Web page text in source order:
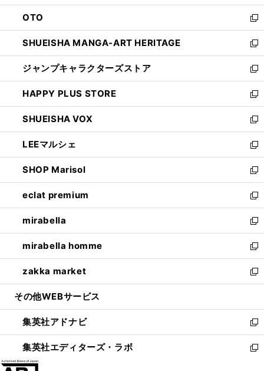
ウ
で
開
く
ン
ド
ウ
で
開
く
OTO
新
し
い
ウ
ィ
ン
ド
ウ
で
開
く
SHUEISHA MANGA-ART HERITAGE
新
し
い
ウ
ィ
ン
ド
ウ
で
開
く
ジャンプキャラクターズストア
新
し
い
ウ
ィ
ン
ド
ウ
で
開
く
HAPPY PLUS STORE
新
し
い
ウ
ィ
ン
ド
ウ
で
開
く
SHUEISHA VOX
新
し
い
ウ
ィ
ン
ド
ウ
で
開
く
LEEマルシェ
新
し
い
ウ
ィ
ン
ド
ウ
で
開
く
SHOP Marisol
新
し
い
ウ
ィ
ン
ド
ウ
で
開
eclat premium
新
し
い
ウ
ィ
ン
ド
ウ
開
く
mirabella
新
し
い
ウ
ィ
ン
ウ
で
開
く
mirabella homme
新
し
い
ウ
ン
ド
ウ
で
zakka market
新
し
ウ
ィ
ン
ド
その他WEBサービス
集英社アドナビ
新
し
い
集英社エディターズ・ラボ
新